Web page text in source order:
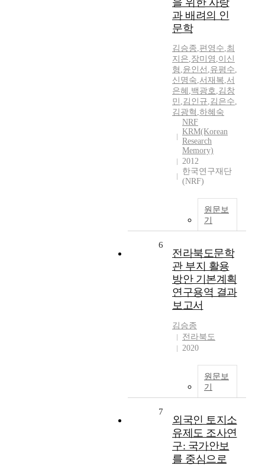
을 위한 사랑
과 배려의 인
문학
김승종,편영수,최
지은,장미영 ,이신
형 ,윤인선 ,유평수,
신명숙,서재복,서
은혜 ,백광호,김창
민 ,김인규,김은수,
김광혁 ,하혜숙
NRF
KRM(Korean
Research
Memory)
2012
한국연구재단
(NRF)
원문보
기
6
전라북도문학
관 부지 활용
방안 기본계획
연구용역 결과
보고서
김승종
전라북도
2020
원문보
기
7
외국인 토지소
유제도 조사연
구: 국가안보
를 중심으로